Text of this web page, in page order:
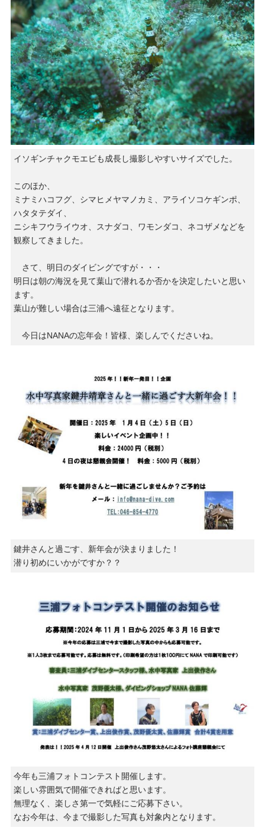
イソギンチャクモエビも成長し撮影しやすいサイズでした。
このほか、
ミナミハコフグ、シマヒメヤマノカミ、アライソコケギンポ、
ハタタテダイ、
ニシキフウライウオ、スナダコ、ワモンダコ、ネコザメなどを
観察してきました。
さて、明日のダイビングですが・・・
明日は朝の海況を見て葉山で潜れるか否かを決定したいと思い
ます。
葉山が難しい場合は三浦へ遠征となります。
今日はNANAの忘年会！皆様、楽しんでくださいね。
鍵井さんと過ごす、新年会が決まりました！
潜り初めにいかがですか？？
今年も三浦フォトコンテスト開催します。
楽しい雰囲気で開催できればと思います。
無理なく、楽しさ第一で気軽にご応募下さい。
なお今年は、今まで撮影した写真も対象内となります。